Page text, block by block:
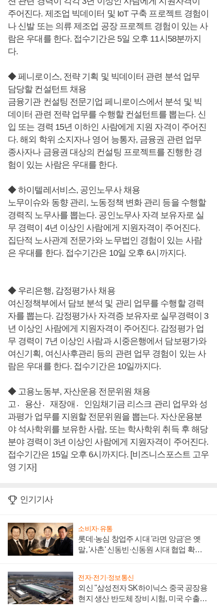
주어진다. 제조업 빅데이터 및 IoT 구축 프로젝트 경험이
나 신발 또는 의류 제조업 공장 프로젝트 경험이 있는 사
람은 우대를 한다. 접수기간은 5일 오후 11시58분까지
다.
◆ 페니로이스, 전략 기획 및 빅데이터 관련 분석 업무
담당할 컨설턴트 채용
금융기관 컨설팅 전문기업 페니로이스에서 분석 및 빅
데이터 관련 전략 업무를 수행할 컨설턴트를 뽑는다. 신
입 또는 경력 15년 이하인 사람에게 지원 자격이 주어진
다. 해외 학위 소지자나 영어 능통자, 금융권 관련 업무
종사자나 금융권 대상의 컨설팅 프로젝트를 진행한 경
험이 있는 사람은 우대를 한다.
◆ 하이텔레서비스, 공인노무사 채용
노무이슈와 동향 관리, 노동정책 변화 관리 등을 수행할
경력직 노무사를 뽑는다. 공인노무사 자격 보유자로 실
무 경력이 4년 이상인 사람에게 지원자격이 주어진다.
집단적 노사관계 전문가와 노무법인 경험이 있는 사람
은 우대를 한다. 접수기간은 10일 오후 6시까지다.
◆ 우리은행, 감정평가사 채용
여신정책부에서 담보 분석 및 관리 업무를 수행할 경력
자를 뽑는다. 감정평가사 자격증 보유자로 실무경력이 3
년 이상인 사람에게 지원자격이 주어진다. 감정평가 업
무 경력이 7년 이상인 사람과 시중은행에서 담보평가와
여신기획, 여신사후관리 등의 관련 업무 경험이 있는 사
람은 우대를 한다. 접수기간은 10일까지다.
◆ 고용노동부, 자산운용 전문위원 채용
고용〮산재〮장애인〮임채기금 리스크 관리 업무와 성
과평가 업무를 지원할 전문위원을 뽑는다. 자산운용분
야 석사학위를 보유한 사람, 또는 학사학위 취득 후 해당
분야 경력이 3년 이상인 사람에게 지원자격이 주어진다.
접수기간은 15일 오후 6시까지다. [비즈니스포스트 고우
영 기자]
인기기사
소비자·유통
롯데·농심 창업주 시대 '라면 앙금'은 옛
말, '사촌' 신동빈·신동원 시대 협업 확대
전자·전기·정보통신
외신 "삼성전자 SK하이닉스 중국 공장용
현지 생산 반도체 장비 시험, 미국 수출통